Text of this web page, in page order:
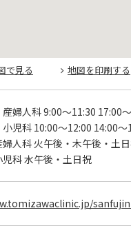
で見る 地図を印刷する
産婦人科 9:00～11:30 17:00
小児科 10:00～12:00 14:00～
婦人科 火午後・木午後・土
児科 水午後・土日祝